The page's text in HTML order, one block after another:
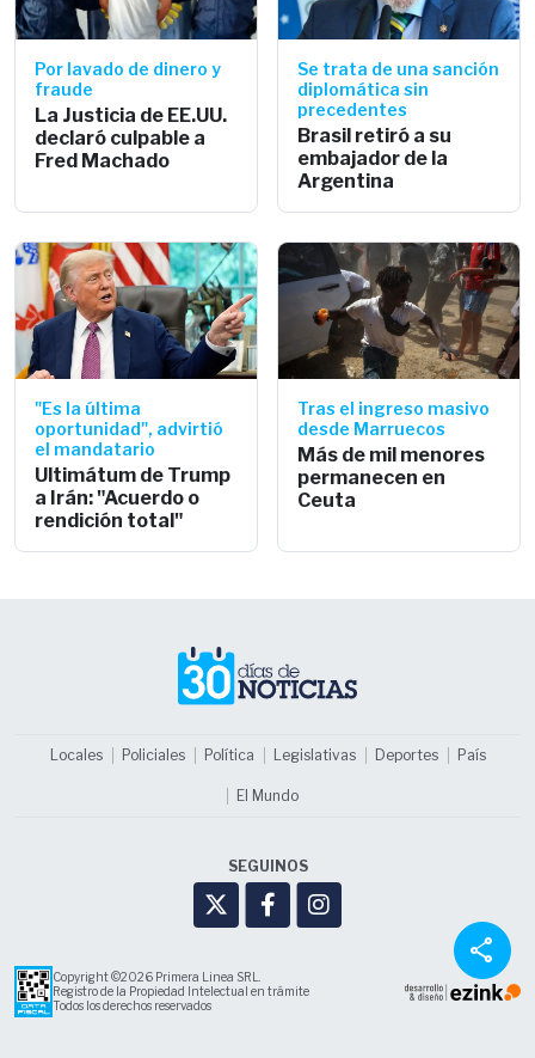
Por lavado de dinero y
fraude
La Justicia de EE.UU.
declaró culpable a
Fred Machado
Se trata de una sanción
diplomática sin
precedentes
Brasil retiró a su
embajador de la
Argentina
"Es la última
oportunidad", advirtió
el mandatario
Ultimátum de Trump
a Irán: "Acuerdo o
rendición total"
Tras el ingreso masivo
desde Marruecos
Más de mil menores
permanecen en
Ceuta
share
Locales Policiales Política Legislativas Deportes País
El Mundo
SEGUINOS
Copyright ©2026 Primera Linea SRL.
Registro de la Propiedad Intelectual en trámite
Todos los derechos reservados